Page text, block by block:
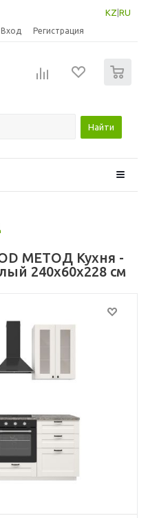
KZ RU
Вход Регистрация
Найти
МЕТОД Кухня -
240x60x228 см